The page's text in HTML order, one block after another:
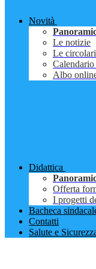
Novità
Le notizie
Le circolari
Calendario
Albo
Didattica
Offerta
I progetti
Bacheca
Contatti
Salute e